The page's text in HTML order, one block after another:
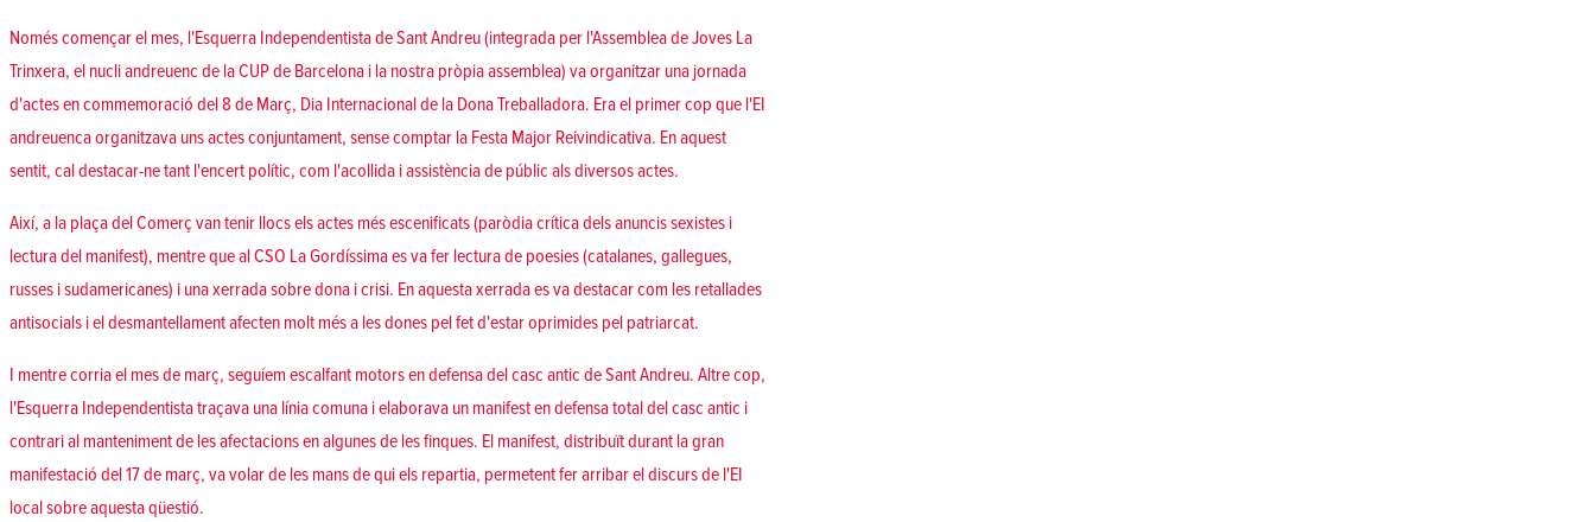
Només començar el mes, l'Esquerra Independentista de Sant Andreu (integrada per l'Assemblea de Joves La
Trinxera, el nucli andreuenc de la CUP de Barcelona i la nostra pròpia assemblea) va organitzar una jornada
d'actes en commemoració del 8 de Març, Dia Internacional de la Dona Treballadora. Era el primer cop que l'EI
andreuenca organitzava uns actes conjuntament, sense comptar la Festa Major Reivindicativa. En aquest
sentit, cal destacar-ne tant l'encert polític, com l'acollida i assistència de públic als diversos actes.
Així, a la plaça del Comerç van tenir llocs els actes més escenificats (paròdia crítica dels anuncis sexistes i
lectura del manifest), mentre que al CSO La Gordíssima es va fer lectura de poesies (catalanes, gallegues,
russes i sudamericanes) i una xerrada sobre dona i crisi. En aquesta xerrada es va destacar com les retallades
antisocials i el desmantellament afecten molt més a les dones pel fet d'estar oprimides pel patriarcat.
I mentre corria el mes de març, seguíem escalfant motors en defensa del casc antic de Sant Andreu. Altre cop,
l'Esquerra Independentista traçava una línia comuna i elaborava un manifest en defensa total del casc antic i
contrari al manteniment de les afectacions en algunes de les finques. El manifest, distribuït durant la gran
manifestació del 17 de març, va volar de les mans de qui els repartia, permetent fer arribar el discurs de l'EI
local sobre aquesta qüestió.